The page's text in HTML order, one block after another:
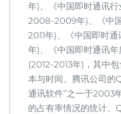
年)、《中国即时通讯
2008-2009年)、《中
2011年)、《中国即时
年)、《中国即时通讯年
(2012-2013年)，其中
本与时间、腾讯公司的
通讯软件”之一于2003
的占有率情况的统计